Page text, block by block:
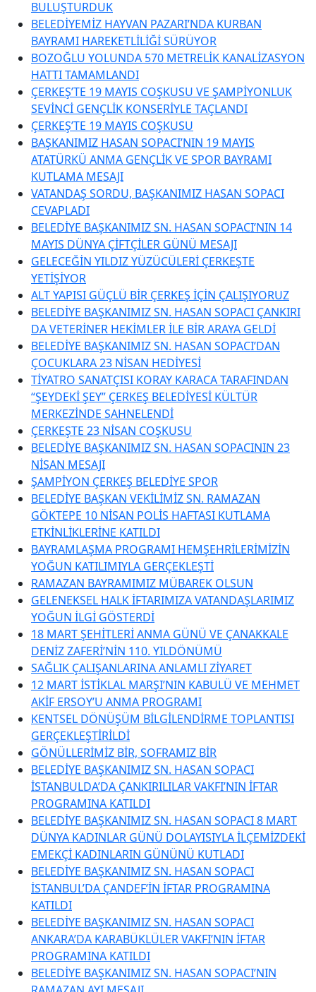
BULUŞTURDUK
BELEDİYEMİZ HAYVAN PAZARI’NDA KURBAN
BAYRAMI HAREKETLİLİĞİ SÜRÜYOR
BOZOĞLU YOLUNDA 570 METRELİK KANALİZASYON
HATTI TAMAMLANDI
ÇERKEŞ’TE 19 MAYIS COŞKUSU VE ŞAMPİYONLUK
SEVİNCİ GENÇLİK KONSERİYLE TAÇLANDI
ÇERKEŞ’TE 19 MAYIS COŞKUSU
BAŞKANIMIZ HASAN SOPACI’NIN 19 MAYIS
ATATÜRKÜ ANMA GENÇLİK VE SPOR BAYRAMI
KUTLAMA MESAJI
VATANDAŞ SORDU, BAŞKANIMIZ HASAN SOPACI
CEVAPLADI
BELEDİYE BAŞKANIMIZ SN. HASAN SOPACI’NIN 14
MAYIS DÜNYA ÇİFTÇİLER GÜNÜ MESAJI
GELECEĞİN YILDIZ YÜZÜCÜLERİ ÇERKEŞTE
YETİŞİYOR
ALT YAPISI GÜÇLÜ BİR ÇERKEŞ İÇİN ÇALIŞIYORUZ
BELEDİYE BAŞKANIMIZ SN. HASAN SOPACI ÇANKIRI
DA VETERİNER HEKİMLER İLE BİR ARAYA GELDİ
BELEDİYE BAŞKANIMIZ SN. HASAN SOPACI’DAN
ÇOCUKLARA 23 NİSAN HEDİYESİ
TİYATRO SANATÇISI KORAY KARACA TARAFINDAN
“ŞEYDEKİ ŞEY” ÇERKEŞ BELEDİYESİ KÜLTÜR
MERKEZİNDE SAHNELENDİ
ÇERKEŞTE 23 NİSAN COŞKUSU
BELEDİYE BAŞKANIMIZ SN. HASAN SOPACININ 23
NİSAN MESAJI
ŞAMPİYON ÇERKEŞ BELEDİYE SPOR
BELEDİYE BAŞKAN VEKİLİMİZ SN. RAMAZAN
GÖKTEPE 10 NİSAN POLİS HAFTASI KUTLAMA
ETKİNLİKLERİNE KATILDI
BAYRAMLAŞMA PROGRAMI HEMŞEHRİLERİMİZİN
YOĞUN KATILIMIYLA GERÇEKLEŞTİ
RAMAZAN BAYRAMIMIZ MÜBAREK OLSUN
GELENEKSEL HALK İFTARIMIZA VATANDAŞLARIMIZ
YOĞUN İLGİ GÖSTERDİ
18 MART ŞEHİTLERİ ANMA GÜNÜ VE ÇANAKKALE
DENİZ ZAFERİ’NİN 110. YILDÖNÜMÜ
SAĞLIK ÇALIŞANLARINA ANLAMLI ZİYARET
12 MART İSTİKLAL MARŞI’NIN KABULÜ VE MEHMET
AKİF ERSOY’U ANMA PROGRAMI
KENTSEL DÖNÜŞÜM BİLGİLENDİRME TOPLANTISI
GERÇEKLEŞTİRİLDİ
GÖNÜLLERİMİZ BİR, SOFRAMIZ BİR
BELEDİYE BAŞKANIMIZ SN. HASAN SOPACI
İSTANBULDA’DA ÇANKIRILILAR VAKFI’NIN İFTAR
PROGRAMINA KATILDI
BELEDİYE BAŞKANIMIZ SN. HASAN SOPACI 8 MART
DÜNYA KADINLAR GÜNÜ DOLAYISIYLA İLÇEMİZDEKİ
EMEKÇİ KADINLARIN GÜNÜNÜ KUTLADI
BELEDİYE BAŞKANIMIZ SN. HASAN SOPACI
İSTANBUL’DA ÇANDEF’İN İFTAR PROGRAMINA
KATILDI
BELEDİYE BAŞKANIMIZ SN. HASAN SOPACI
ANKARA’DA KARABÜKLÜLER VAKFI’NIN İFTAR
PROGRAMINA KATILDI
BELEDİYE BAŞKANIMIZ SN. HASAN SOPACI’NIN